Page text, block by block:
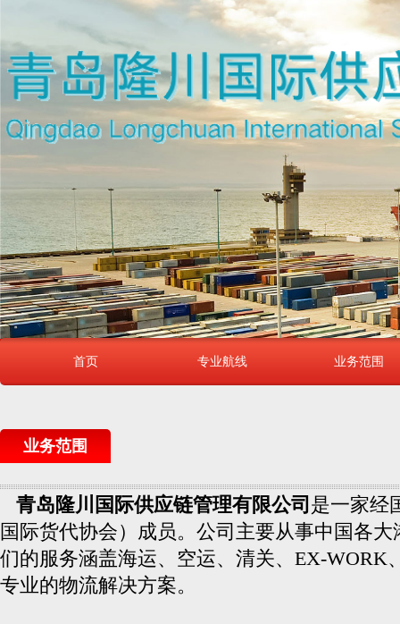
首页 专业航线 业务范围
业务范围
青岛隆川国际供应链管理有限公司 是一家经
国际货代协会）成员。公司主要从事中国各
们的服务涵盖海运、空运、清关、 EX-WORK
专业的物流解决方案。